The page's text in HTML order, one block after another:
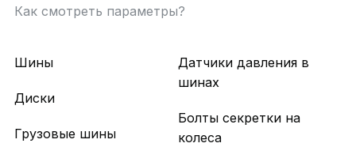
Как смотреть параметры?
Шины
Диски
Грузовые шины
Датчики давления в
шинах
Болты секретки на
колеса